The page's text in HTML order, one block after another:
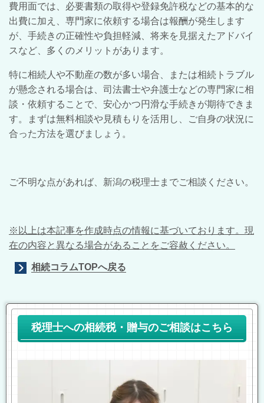
費用面では、必要書類の取得や登録免許税などの基本的な
出費に加え、専門家に依頼する場合は報酬が発生します
が、手続きの正確性や負担軽減、将来を見据えたアドバイ
スなど、多くのメリットがあります。
特に相続人や不動産の数が多い場合、または相続トラブル
が懸念される場合は、司法書士や弁護士などの専門家に相
談・依頼することで、安心かつ円滑な手続きが期待できま
す。まずは無料相談や見積もりを活用し、ご自身の状況に
合った方法を選びましょう。
ご不明な点があれば、新潟の税理士までご相談ください。
※以上は本記事を作成時点の情報に基づいております。現
在の内容と異なる場合があることをご容赦ください。
相続コラムTOPへ戻る
税理士への相続税・贈与のご相談はこちら